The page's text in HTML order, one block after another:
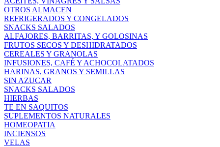
OTROS ALMACEN
REFRIGERADOS Y CONGELADOS
SNACKS SALADOS
ALFAJORES, BARRITAS, Y GOLOSINAS
FRUTOS SECOS Y DESHIDRATADOS
CEREALES Y GRANOLAS
INFUSIONES, CAFÉ Y ACHOCOLATADOS
HARINAS, GRANOS Y SEMILLAS
SIN AZUCAR
SNACKS SALADOS
HIERBAS
TE EN SAQUITOS
SUPLEMENTOS NATURALES
HOMEOPATIA
INCIENSOS
VELAS